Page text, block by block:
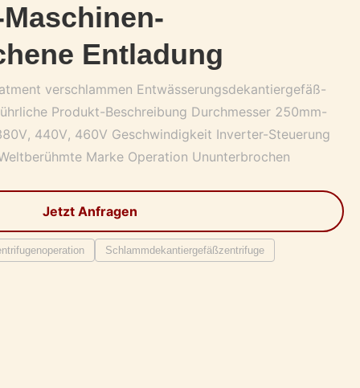
Entladung
verschlammen Entwässerungsdekantiergefäß-
Produkt-Beschreibung Durchmesser 250mm-
440V, 460V Geschwindigkeit Inverter-Steuerung
Marke Operation Ununterbrochen
Jetzt Anfragen
Schlammdekantiergefäßzentrifuge